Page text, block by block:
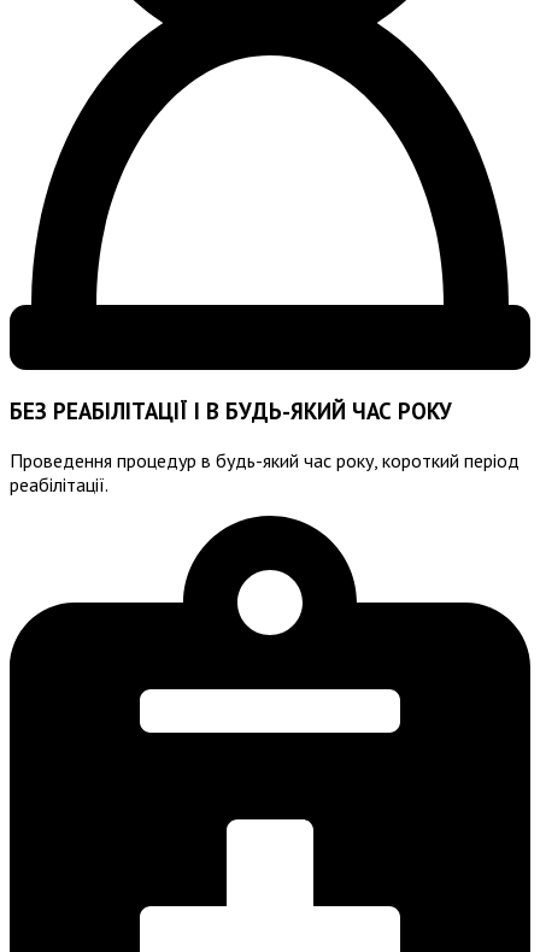
БЕЗ РЕАБІЛІТАЦІЇ І В БУДЬ-ЯКИЙ ЧАС РОКУ
Проведення процедур в будь-який час року, короткий період
реабілітації.